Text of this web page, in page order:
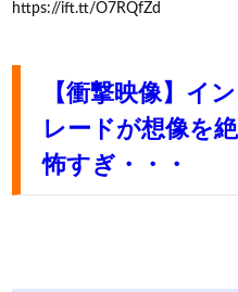
https://ift.tt/O7RQfZd
【衝撃映像】イ
レードが想像を
怖すぎ・・・